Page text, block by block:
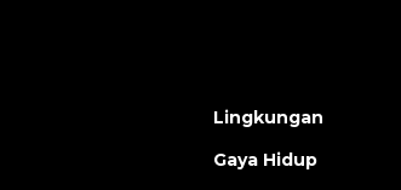
Lingkungan
Gaya Hidup